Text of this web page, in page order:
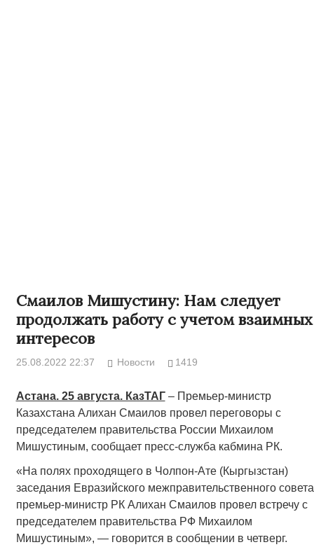
Смаилов Мишустину: Нам следует
продолжать работу с учетом взаимных
интересов
25.08.2022 22:37 Новости 1419
Астана. 25 августа. КазТАГ– Премьер-министр
Казахстана Алихан Смаилов провел переговоры с
председателем правительства России Михаилом
Мишустиным, сообщает пресс-служба кабмина РК.
«На полях проходящего в Чолпон-Ате (Кыргызстан)
заседания Евразийского межправительственного совета
премьер-министр РК Алихан Смаилов провел встречу с
председателем правительства РФ Михаилом
Мишустиным», — говорится в сообщении в четверг.